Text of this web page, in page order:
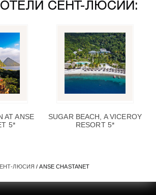
СЕНТ-ЛЮСИИ:
AT ANSE
5*
SUGAR BEACH, A VICEROY
RESORT 5*
ЛЮСИЯ / ANSE CHASTANET